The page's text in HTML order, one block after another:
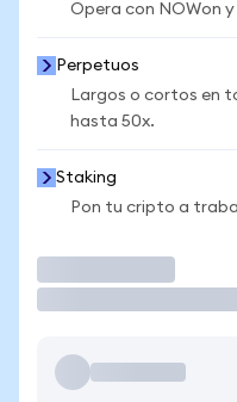
Opera con NOWon
Perpetuos
Largos o cortos en
hasta 50x.
Staking
Pon tu cripto a